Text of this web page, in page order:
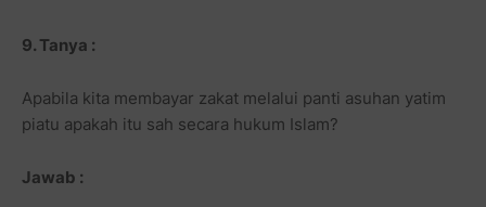
9. Tanya :
Apabila kita membayar zakat melalui panti asuhan yatim
piatu apakah itu sah secara hukum Islam?
Jawab :